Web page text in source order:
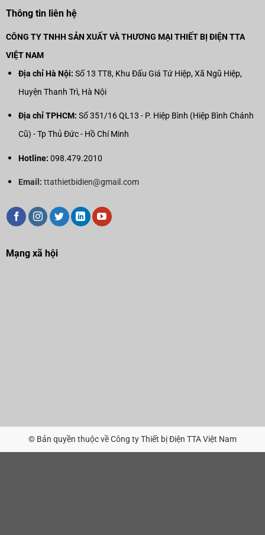
Thông tin liên hệ
CÔNG TY TNHH SẢN XUẤT VÀ THƯƠNG MẠI THIẾT BỊ ĐIỆN TTA
VIỆT NAM
Địa chỉ Hà Nội: Số 13 TT8, Khu Đấu Giá Tứ Hiệp, Xã Ngũ Hiệp,
Huyện Thanh Trì, Hà Nội
Địa chỉ TPHCM: Số 351/16 QL13 - P. Hiệp Bình (Hiệp Bình Chánh
Cũ) - Tp Thủ Đức - Hồ Chí Minh
Hotline: 098.479.2010
Email: ttathietbidien@gmail.com
Mạng xã hội
© Bản quyền thuộc về Công ty Thiết bị Điện TTA Việt Nam